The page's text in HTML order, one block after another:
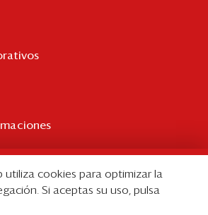
utiliza cookies para optimizar la
Si aceptas su uso, pulsa